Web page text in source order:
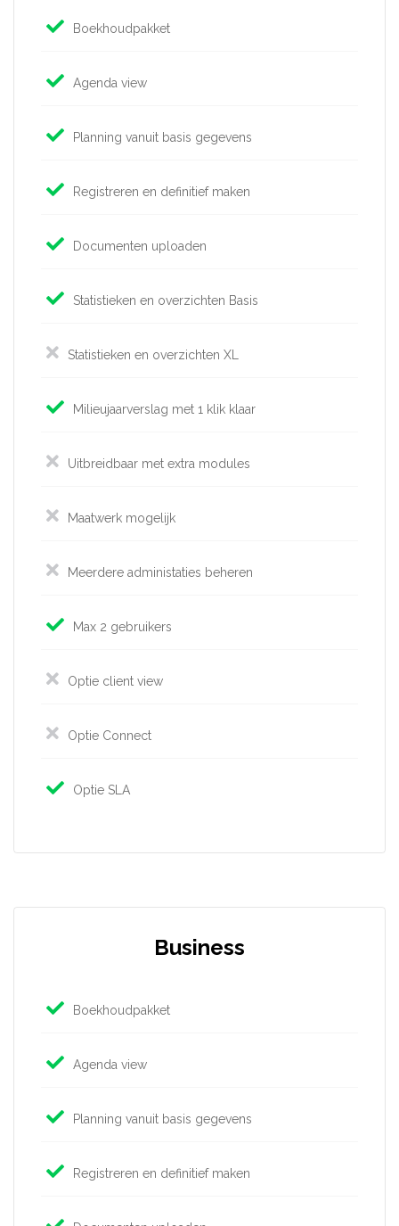
Boekhoudpakket
Agenda view
Planning vanuit basis gegevens
Registreren en definitief maken
Documenten uploaden
Statistieken en overzichten Basis
Statistieken en overzichten XL
Milieujaarverslag met 1 klik klaar
Uitbreidbaar met extra modules
Maatwerk mogelijk
Meerdere administaties beheren
Max 2 gebruikers
Optie client view
Optie Connect
Optie SLA
Business
Boekhoudpakket
Agenda view
Planning vanuit basis gegevens
Registreren en definitief maken